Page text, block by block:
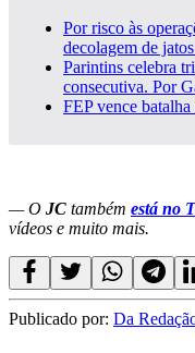
Por risco às
decolagem de
Parintins celebra
consecutiva. Por
FEP vence
— O JC também está no
vídeos e muito mais.
Publicado por: Da